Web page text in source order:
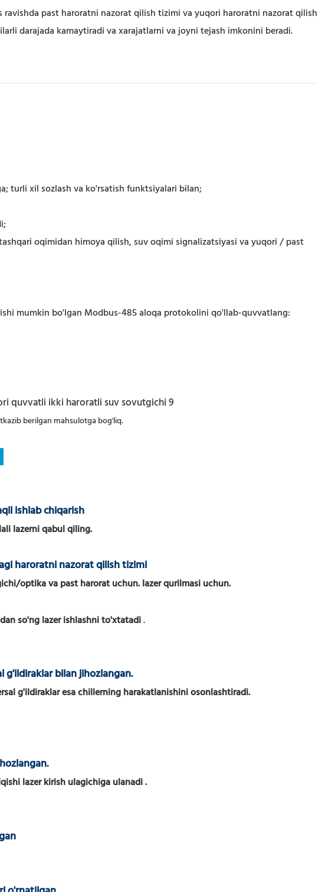
past haroratni nazorat qilish tizimi va yuqori haroratni nazorat qilish
darajada kamaytiradi va xarajatlarni va joyni tejash imkonini beradi.
turli xil sozlash va ko'rsatish funktsiyalari bilan;
oqimidan himoya qilish, suv oqimi signalizatsiyasi va yuqori / past
mumkin bo'lgan Modbus-485 aloqa protokolini qo'llab-quvvatlang:
berilgan mahsulotga bog'liq.
ishlab chiqarish
lazerni qabul qiling.
haroratni nazorat qilish tizimi
optika va past harorat uchun. lazer qurilmasi uchun.
so'ng lazer ishlashni to'xtatadi.
g'ildiraklar bilan jihozlangan.
g'ildiraklar esa chillerning harakatlanishini osonlashtiradi.
lazer kirish ulagichiga ulanadi.